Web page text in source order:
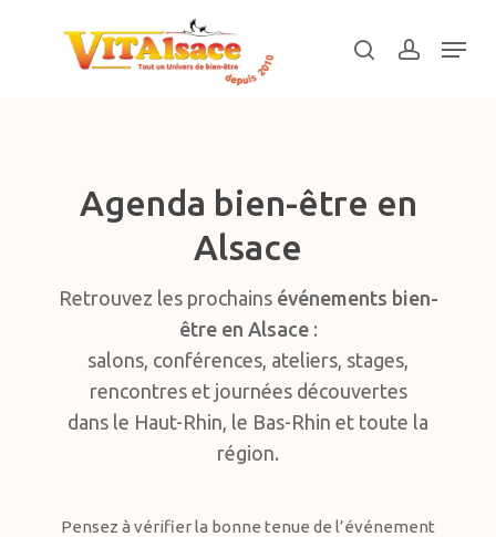
searchaccount
Menu
Agenda bien-être en
Alsace
Retrouvez les prochains événements bien-
être en Alsace:
salons, conférences, ateliers, stages,
rencontres et journées découvertes
dans le Haut-Rhin, le Bas-Rhin et toute la
région.
Pensez à vérifier la bonne tenue de l’événement